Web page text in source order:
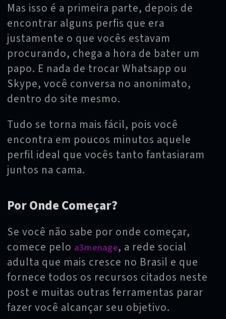
Mas isso é a primeira parte, depois de
encontrar alguns perfis que era
justamente o que vocês estavam
procurando, chega a hora de bater um
papo. E nada de trocar Whatsapp ou
Skype, você conversa no anonimato,
dentro do site mesmo.
Tudo se torna mais fácil, pois você
encontra em poucos minutos aquele
perfil ideal que vocês tanto fantasiaram
juntos na cama.
Por Onde Começar?
Se você não sabe por onde começar,
comece pelo a3menage, a rede social
adulta que mais cresce no Brasil e que
fornece todos os recursos citados neste
post e muitas outras ferramentas parar
fazer você alcançar seu objetivo.